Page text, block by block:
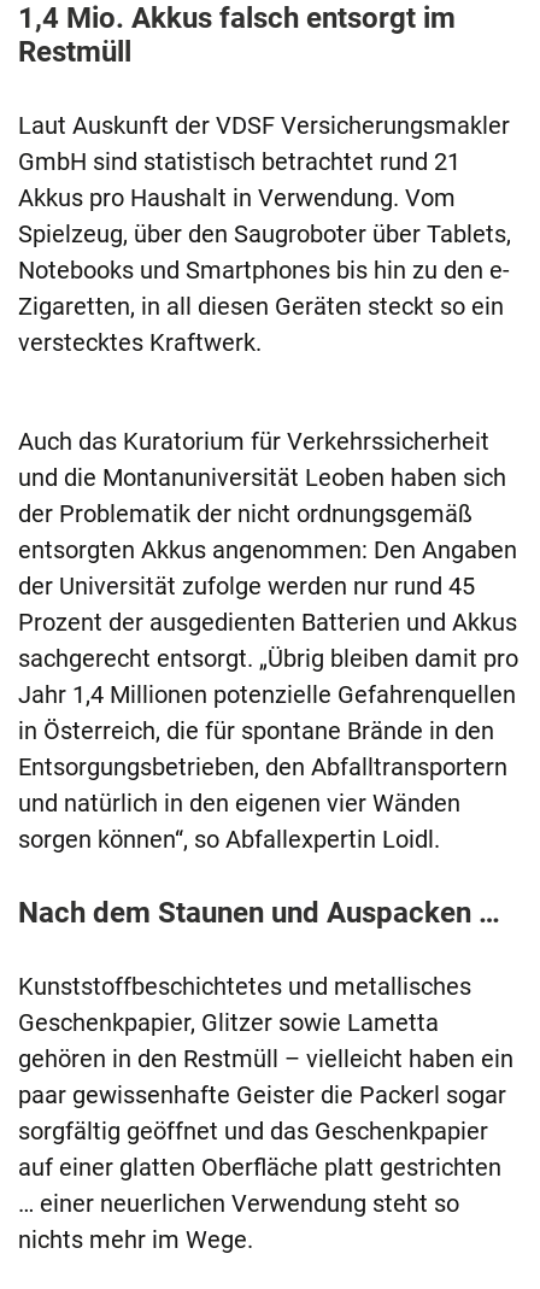
1,4 Mio. Akkus falsch entsorgt im
Restmüll
Laut Auskunft der VDSF Versicherungsmakler
GmbH sind statistisch betrachtet rund 21
Akkus pro Haushalt in Verwendung. Vom
Spielzeug, über den Saugroboter über Tablets,
Notebooks und Smartphones bis hin zu den e-
Zigaretten, in all diesen Geräten steckt so ein
verstecktes Kraftwerk.
Auch das Kuratorium für Verkehrssicherheit
und die Montanuniversität Leoben haben sich
der Problematik der nicht ordnungsgemäß
entsorgten Akkus angenommen: Den Angaben
der Universität zufolge werden nur rund 45
Prozent der ausgedienten Batterien und Akkus
sachgerecht entsorgt. „Übrig bleiben damit pro
Jahr 1,4 Millionen potenzielle Gefahrenquellen
in Österreich, die für spontane Brände in den
Entsorgungsbetrieben, den Abfalltransportern
und natürlich in den eigenen vier Wänden
sorgen können“, so Abfallexpertin Loidl.
Nach dem Staunen und Auspacken …
Kunststoffbeschichtetes und metallisches
Geschenkpapier, Glitzer sowie Lametta
gehören in den Restmüll – vielleicht haben ein
paar gewissenhafte Geister die Packerl sogar
sorgfältig geöffnet und das Geschenkpapier
auf einer glatten Oberfläche platt gestrichten
… einer neuerlichen Verwendung steht so
nichts mehr im Wege.